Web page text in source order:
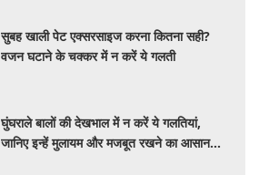
सुबह खाली पेट एक्सरसाइज करना कितना सही?
वजन घटाने के चक्कर में न करें ये गलती
घुंघराले बालों की देखभाल में न करें ये गलतियां,
जानिए इन्हें मुलायम और मजबूत रखने का आसान